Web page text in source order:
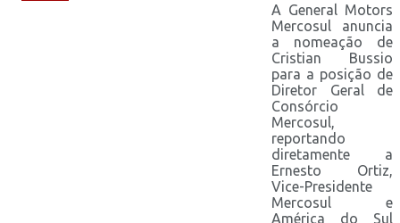
A General Motors
Mercosul anuncia
a nomeação de
Cristian Bussio
para a posição de
Diretor Geral de
Consórcio
Mercosul,
reportando
diretamente a
Ernesto Ortiz,
Vice-Presidente
Mercosul e
América do Sul